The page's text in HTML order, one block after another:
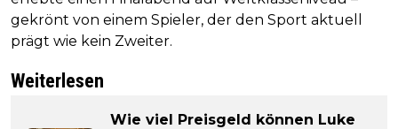
gekrönt von einem Spieler, der den Sport aktuell
prägt wie kein Zweiter.
Weiterlesen
Wie viel Preisgeld können Luke